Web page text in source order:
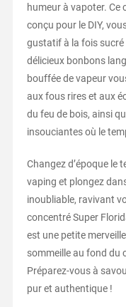
humeur à vapoter. Ce
conçu pour le DIY,
gustatif à la fois sucré
délicieux bonbons
bouffée de vapeur
aux fous rires et aux
du feu de bois, ainsi
insouciantes où le
Changez d’époque le
vaping et plongez
inoubliable, ravivant
concentré Super
est une petite
sommeille au fond du
Préparez-vous à
pur et authentique !